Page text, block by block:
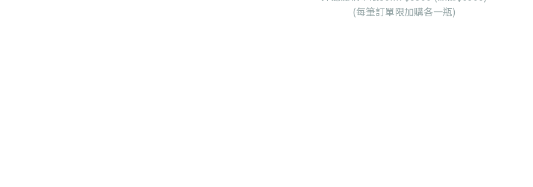
(每筆訂單限加購各一瓶)